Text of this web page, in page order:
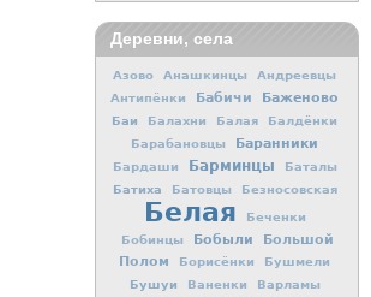
Деревни, села
Азово Анашкинцы
Андреевцы
Антипёнки
Бабичи Баженово
Баи Балахни Балая
Балдёнки
Барабановцы
Баранники
Бардаши Барминцы Баталы
Батиха Батовцы Безносовская
Белая
Беченки
Бобинцы
Бобыли
Большой
Полом
Борисёнки Бушмели
Бушуи Ваненки
Варламы